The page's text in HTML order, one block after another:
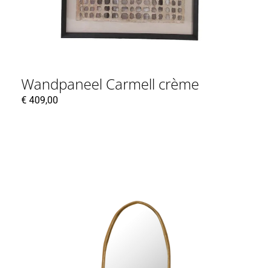
Wandpaneel Carmell crème
€ 409,00